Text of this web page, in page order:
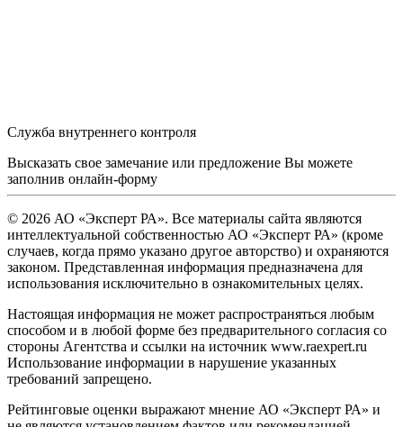
Служба внутреннего контроля
Высказать свое замечание или предложение Вы можете
заполнив онлайн-форму
© 2026 АО «Эксперт РА». Все материалы сайта являются
интеллектуальной собственностью АО «Эксперт РА» (кроме
случаев, когда прямо указано другое авторство) и охраняются
законом. Представленная информация предназначена для
использования исключительно в ознакомительных целях.
Настоящая информация не может распространяться любым
способом и в любой форме без предварительного согласия со
стороны Агентства и ссылки на источник www.raexpert.ru
Использование информации в нарушение указанных
требований запрещено.
Рейтинговые оценки выражают мнение АО «Эксперт РА» и